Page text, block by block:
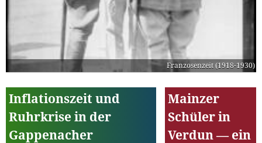
Franzosenzeit (1918-1930)
Inflationszeit und
Ruhrkrise in der
Gappenacher
Mainzer
Schüler in
Verdun — ein